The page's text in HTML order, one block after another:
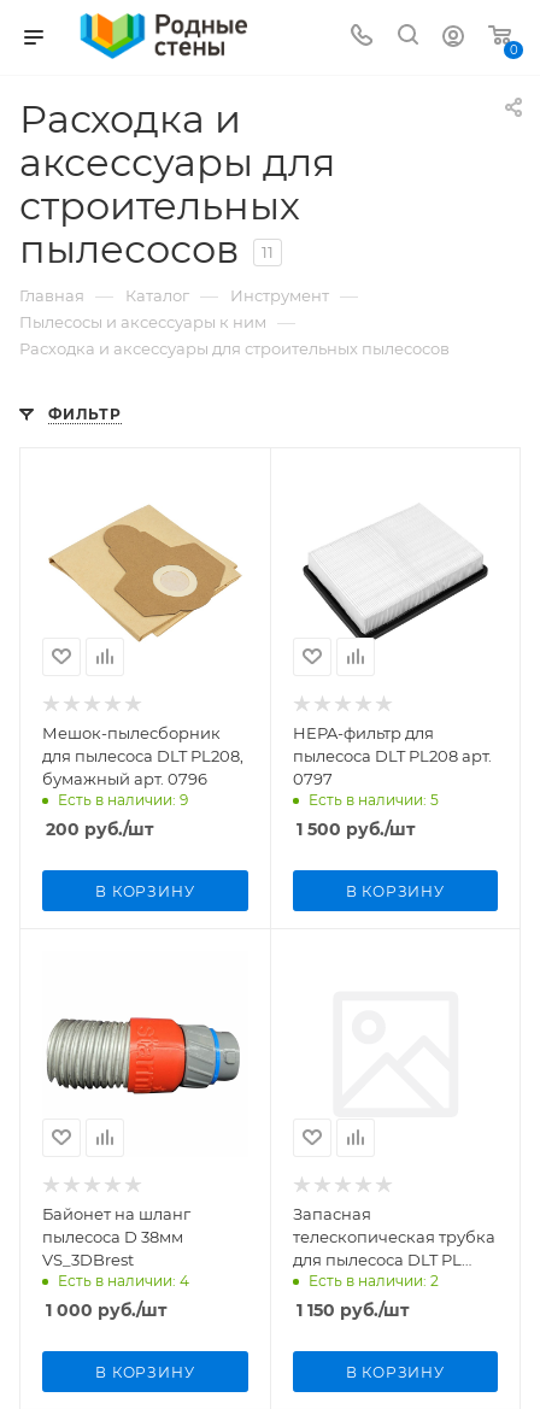
0
Расходка и
аксессуары для
строительных
пылесосов
11
Главная — Каталог — Инструмент —
Пылесосы и аксессуары к ним —
Расходка и аксессуары для строительных пылесосов
ФИЛЬТР
Мешок-пылесборник
для пылесоса DLT PL208,
бумажный арт. 0796
Есть в наличии: 9
200 руб./шт
В КОРЗИНУ
HEPA-фильтр для
пылесоса DLT PL208 арт.
0797
Есть в наличии: 5
1 500 руб./шт
В КОРЗИНУ
Байонет на шланг
пылесоса D 38мм
VS_3DBrest
Есть в наличии: 4
1 000 руб./шт
В КОРЗИНУ
Запасная
телескопическая трубка
для пылесоса DLT PL
PRO / PL208/ DLT PL PRO
MAX, арт. 4545
Есть в наличии: 2
1 150 руб./шт
В КОРЗИНУ